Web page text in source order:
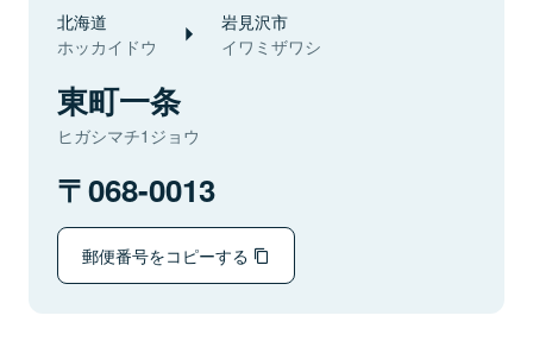
北海道
ホッカイドウ
岩見沢市
イワミザワシ
東町一条
ヒガシマチ1ジョウ
068-0013
郵便番号をコピーする